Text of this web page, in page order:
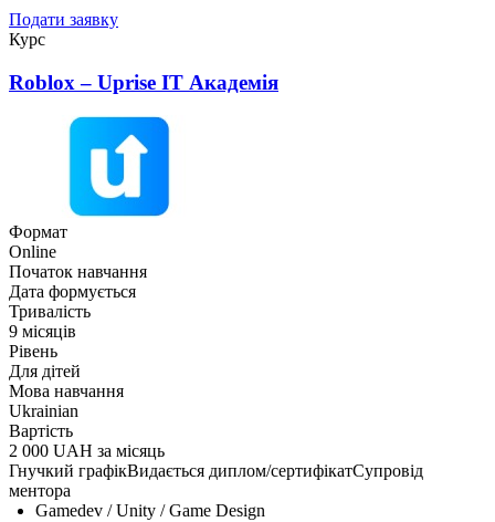
Подати заявку
Курс
Roblox – Uprise ІТ Академія
Формат
Online
Початок навчання
Дата формується
Тривалість
9 місяців
Рівень
Для дітей
Мова навчання
Ukrainian
Вартість
2 000 UAH за місяць
Гнучкий графікВидається диплом/сертифікатСупровід
ментора
Gamedev / Unity / Game Design